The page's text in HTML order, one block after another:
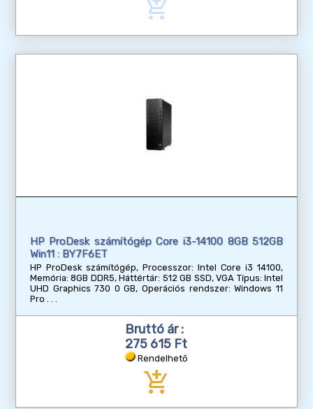
add_shopping_cart
HP ProDesk számítógép Core i3-14100 8GB 512GB
Win11 : BY7F6ET
HP ProDesk számítógép, Processzor: Intel Core i3 14100,
Memória: 8GB DDR5, Háttértár: 512 GB SSD, VGA Típus: Intel
UHD Graphics 730 0 GB, Operációs rendszer: Windows 11
Pro
Bruttó ár :
275 615 Ft
Rendelhető
add_shopping_cart